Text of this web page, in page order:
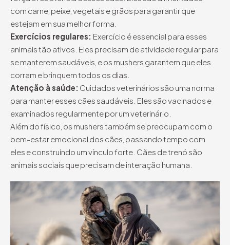
com carne, peixe, vegetais e grãos para garantir que
estejam em sua melhor forma.
Exercícios regulares: Exercício é essencial para esses
animais tão ativos. Eles precisam de atividade regular para
se manterem saudáveis, e os mushers garantem que eles
corram e brinquem todos os dias.
Atenção à saúde: Cuidados veterinários são uma norma
para manter esses cães saudáveis. Eles são vacinados e
examinados regularmente por um veterinário.
Além do físico, os mushers também se preocupam com o
bem-estar emocional dos cães, passando tempo com
eles e construindo um vínculo forte. Cães de trenó são
animais sociais que precisam de interação humana.